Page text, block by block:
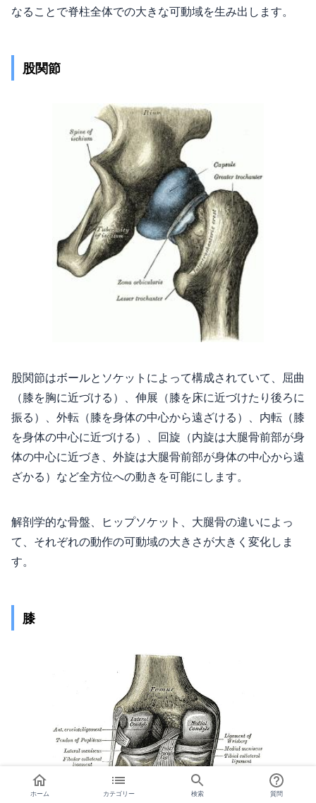
なることで脊柱全体での大きな可動域を生み出します。
股関節
股関節はボールとソケットによって構成されていて、屈曲
（膝を胸に近づける）、伸展（膝を床に近づけたり後ろに
振る）、外転（膝を身体の中心から遠ざける）、内転（膝
を身体の中心に近づける）、回旋（内旋は大腿骨前部が身
体の中心に近づき、外旋は大腿骨前部が身体の中心から遠
ざかる）など全方位への動きを可能にします。
解剖学的な骨盤、ヒップソケット、大腿骨の違いによっ
て、それぞれの動作の可動域の大きさが大きく変化しま
す。
膝
ホーム カテゴリー 検索 質問